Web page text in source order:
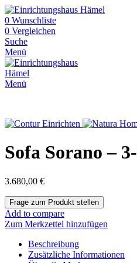
0 Wunschliste
0 Vergleichen
Suche
Menü
Menü
Sofa Sorano –
3.680,00 €
Add to compare
Zum Merkzettel hinzufügen
Beschreibung
Zusätzliche Informationen